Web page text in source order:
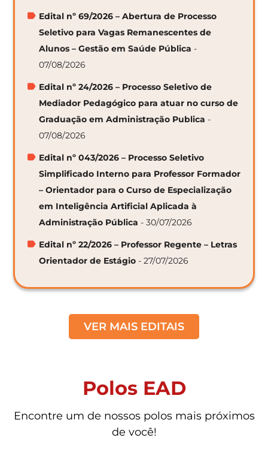
Edital nº 69/2026 – Abertura de Processo
Seletivo para Vagas Remanescentes de
Alunos – Gestão em Saúde Pública -
07/08/2026
Edital nº 24/2026 – Processo Seletivo de
Mediador Pedagógico para atuar no curso de
Graduação em Administração Publica -
07/08/2026
Edital nº 043/2026 – Processo Seletivo
Simplificado Interno para Professor Formador
– Orientador para o Curso de Especialização
em Inteligência Artificial Aplicada à
Administração Pública - 30/07/2026
Edital nº 22/2026 – Professor Regente – Letras
Orientador de Estágio - 27/07/2026
VER MAIS EDITAIS
Polos EAD
Encontre um de nossos polos mais próximos
de você!